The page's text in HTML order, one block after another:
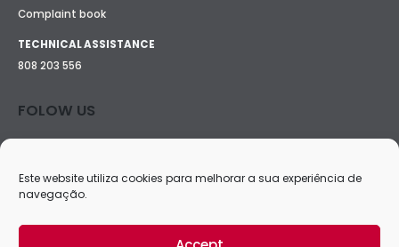
Este website utiliza cookies para melhorar a sua experiência de
navegação.
Complaint book
TECHNICAL ASSISTANCE
808 203 556
FOLOW US